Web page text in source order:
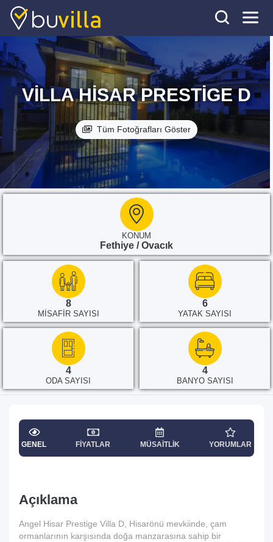
VILLA HISAR PRESTIGE D
Tüm Fotoğrafları Göster
KONUM
Fethiye / Ovacık
8
MISAFIR SAYISI
6
YATAK SAYISI
4
ODA SAYISI
4
BANYO SAYISI
GENEL FIYATLAR MÜSAITLIK YORUMLAR
Açıklama
Angel Hisar Prestige Villa D, Hisarönü mevkiinde, çam
ormanlarının karşısında doğa manzarasına sahip bir